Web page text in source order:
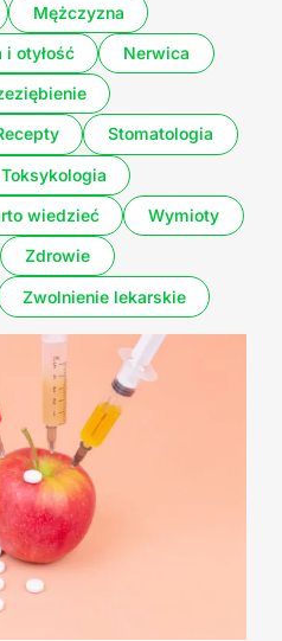
Mężczyzna
i otyłość Nerwica
Stomatologia
Toksykologia
wiedzieć Wymioty
Zdrowie
Zwolnienie lekarskie